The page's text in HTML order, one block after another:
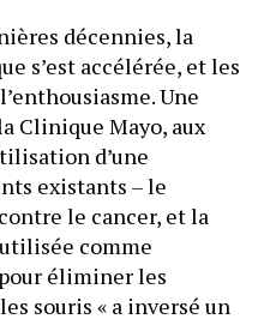
décennies, la
s’est accélérée, et les
Une
Clinique Mayo, aux
d’une
existants – le
le cancer, et la
comme
éliminer les
souris « a inversé un